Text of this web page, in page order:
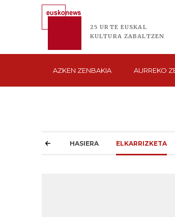
25 URTE EUSKAL
KULTURA ZABALTZEN
AZKEN ZENBAKIA AURREKO
HASIERA ELKARRIZKETA